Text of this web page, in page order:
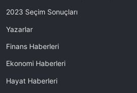
2023 Seçim Sonuçları
Yazarlar
Finans Haberleri
Ekonomi Haberleri
Hayat Haberleri